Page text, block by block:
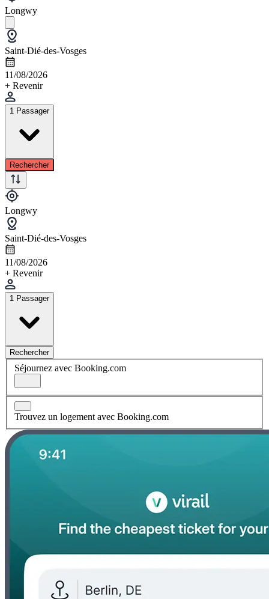
Longwy
Saint-Dié-des-Vosges
11/08/2026
+ Revenir
1 Passager
Rechercher
Longwy
Saint-Dié-des-Vosges
11/08/2026
+ Revenir
1 Passager
Rechercher
Séjournez avec Booking.com
Trouvez un logement avec Booking.com